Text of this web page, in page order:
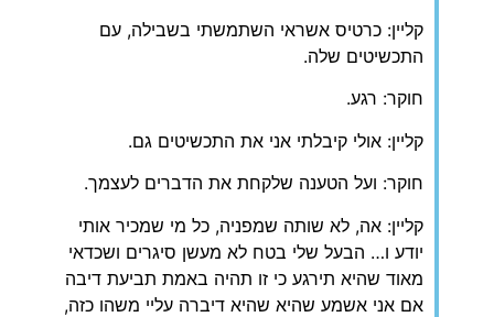
קליין: כרטיס אשראי השתמשתי בשבילה, עם
התכשיטים שלה.
חוקר: רגע.
קליין: אולי קיבלתי אני את התכשיטים גם.
חוקר: ועל הטענה שלקחת את הדברים לעצמך.
קליין: אה, לא שותה שמפניה, כל מי שמכיר אותי
יודע ו… הבעל שלי בטח לא מעשן סיגרים ושכדאי
מאוד שהיא תירגע כי זו תהיה באמת תביעת דיבה
אם אני אשמע שהיא שהיא דיברה עליי משהו כזה,